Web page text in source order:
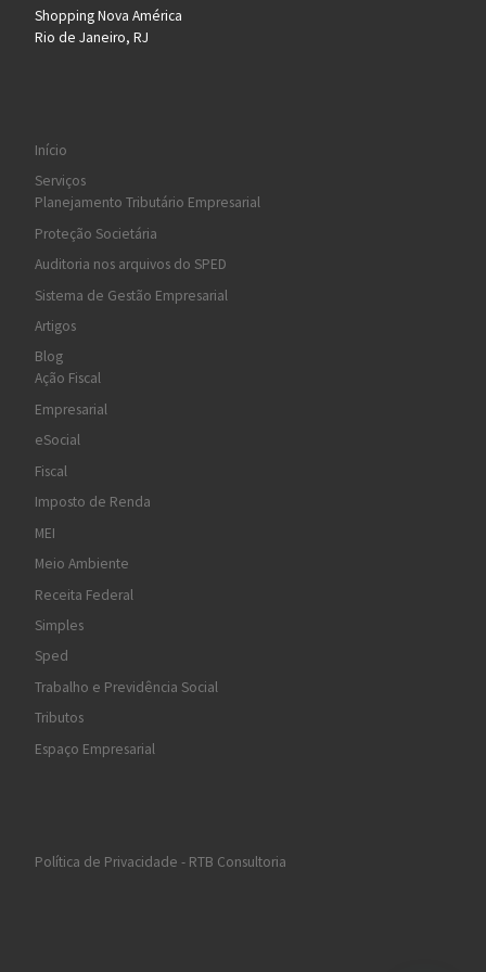
Shopping Nova América
Rio de Janeiro, RJ
Início
Serviços
Planejamento Tributário Empresarial
Proteção Societária
Auditoria nos arquivos do SPED
Sistema de Gestão Empresarial
Artigos
Blog
Ação Fiscal
Empresarial
eSocial
Fiscal
Imposto de Renda
MEI
Meio Ambiente
Receita Federal
Simples
Sped
Trabalho e Previdência Social
Tributos
Espaço Empresarial
Política de Privacidade - RTB Consultoria